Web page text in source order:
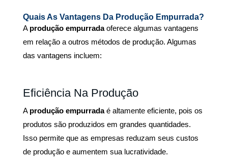
Quais As Vantagens Da Produção Empurrada?
A produção empurradaoferece algumas vantagens
em relação a outros métodos de produção. Algumas
das vantagens incluem:
Eficiência Na Produção
A produção empurradaé altamente eficiente, pois os
produtos são produzidos em grandes quantidades.
Isso permite que as empresas reduzam seus custos
de produção e aumentem sua lucratividade.